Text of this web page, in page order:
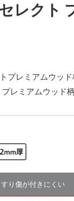
レクト
レミアムウッド
すり傷が付きにくい